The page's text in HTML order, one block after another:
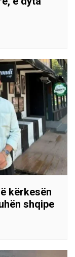
kërkesën
shqipe